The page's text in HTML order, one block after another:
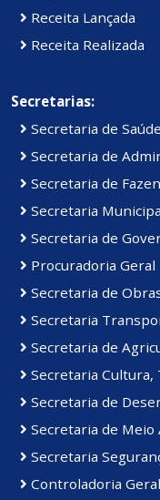
Receita Lançada
Receita Realizada
Secretarias:
Secretaria de Saúde
Secretaria de
Secretaria de
Secretaria
Secretaria de
Procuradoria Geral
Secretaria de
Secretaria
Secretaria de
Secretaria
Secretaria de
Secretaria de
Secretaria
Controladoria Geral